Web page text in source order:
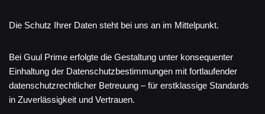
Die Schutz Ihrer Daten steht bei uns an im Mittelpunkt.
Bei Guul Prime erfolgte die Gestaltung unter konsequenter
Einhaltung der Datenschutzbestimmungen mit fortlaufender
datenschutzrechtlicher Betreuung – für erstklassige Standards
in Zuverlässigkeit und Vertrauen.